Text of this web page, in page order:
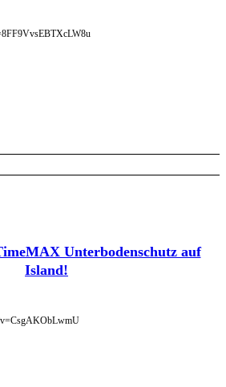
Unterbodenschutz auf
Island!